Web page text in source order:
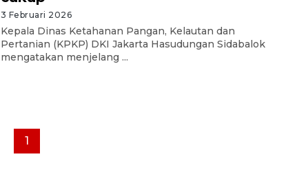
3 Februari 2026
Kepala Dinas Ketahanan Pangan, Kelautan dan
Pertanian (KPKP) DKI Jakarta Hasudungan Sidabalok
mengatakan menjelang ...
1